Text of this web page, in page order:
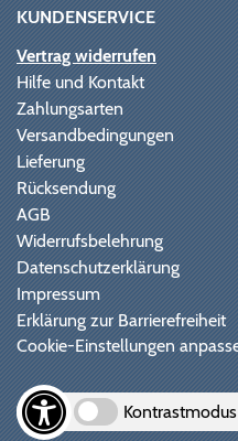
KUNDENSERVICE
Vertrag widerrufen
Hilfe und Kontakt
Zahlungsarten
Versandbedingungen
Lieferung
Rücksendung
AGB
Widerrufsbelehrung
Datenschutzerklärung
Impressum
Erklärung zur Barrierefreiheit
Cookie-Einstellungen